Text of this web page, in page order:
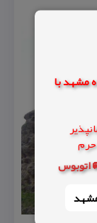
اقامتگاه مشهد با
اتوبوس